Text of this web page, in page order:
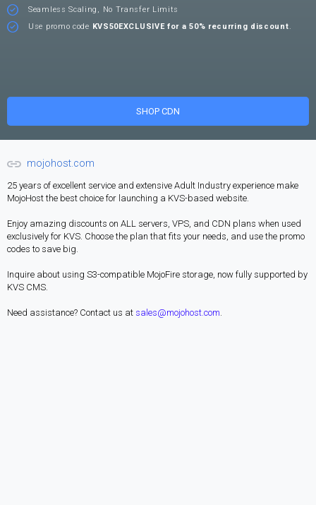
Seamless Scaling, No Transfer Limits
Use promo code KVS50EXCLUSIVE for a 50% recurring discount.
SHOP CDN
mojohost.com
25 years of excellent service and extensive Adult Industry experience make
MojoHost the best choice for launching a KVS-based website.
Enjoy amazing discounts on ALL servers, VPS, and CDN plans when used
exclusively for KVS. Choose the plan that fits your needs, and use the promo
codes to save big.
Inquire about using S3-compatible MojoFire storage, now fully supported by
KVS CMS.
Need assistance? Contact us at sales@mojohost.com.